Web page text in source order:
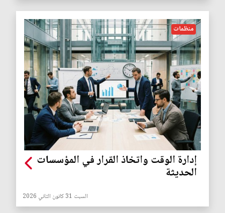
منظمات
إدارة الوقت واتخاذ القرار في المؤسسات
الحديثة
السبت 31 كانون الثاني 2026